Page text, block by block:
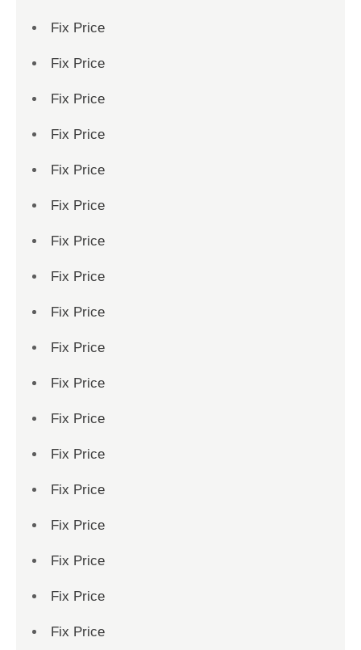
Fix Price
Fix Price
Fix Price
Fix Price
Fix Price
Fix Price
Fix Price
Fix Price
Fix Price
Fix Price
Fix Price
Fix Price
Fix Price
Fix Price
Fix Price
Fix Price
Fix Price
Fix Price